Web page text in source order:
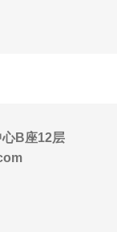
B座12层